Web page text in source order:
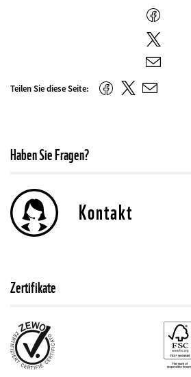
Facebook
Twitter
E-
Mail
Teilen Sie diese Seite: FacebookTwitter
E-
Haben Sie Fragen?
Kontakt
Zertifikate